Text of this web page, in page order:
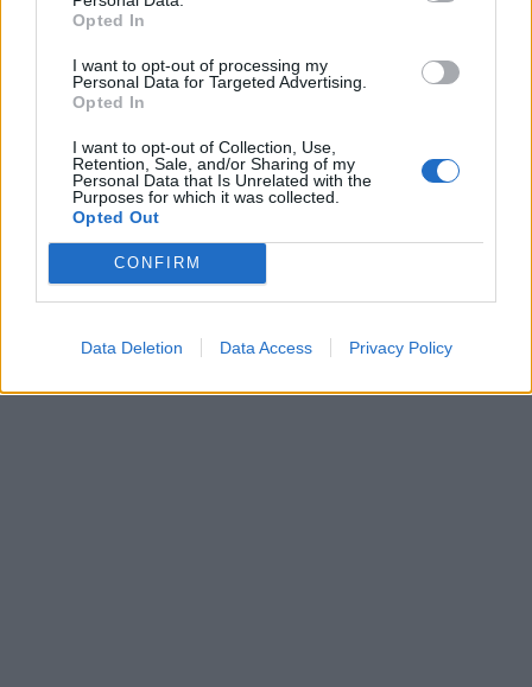
Opted In
I want to opt-out of processing my
Personal Data for Targeted Advertising.
Opted In
I want to opt-out of Collection, Use,
Retention, Sale, and/or Sharing of my
Personal Data that Is Unrelated with the
Purposes for which it was collected.
Opted Out
CONFIRM
Data Deletion Data Access Privacy Policy